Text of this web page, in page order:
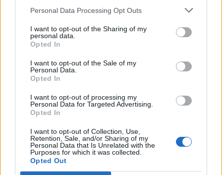
Personal Data Processing Opt Outs
I want to opt-out of the Sharing of my
personal data.
Opted In
I want to opt-out of the Sale of my
Personal Data.
Opted In
I want to opt-out of processing my
Personal Data for Targeted Advertising.
Opted In
I want to opt-out of Collection, Use,
Retention, Sale, and/or Sharing of my
Personal Data that Is Unrelated with the
Purposes for which it was collected.
Opted Out
μεγαλύτερα ονόματα του Hollywood έχουν…
REVIEWS
Diablo IV Review